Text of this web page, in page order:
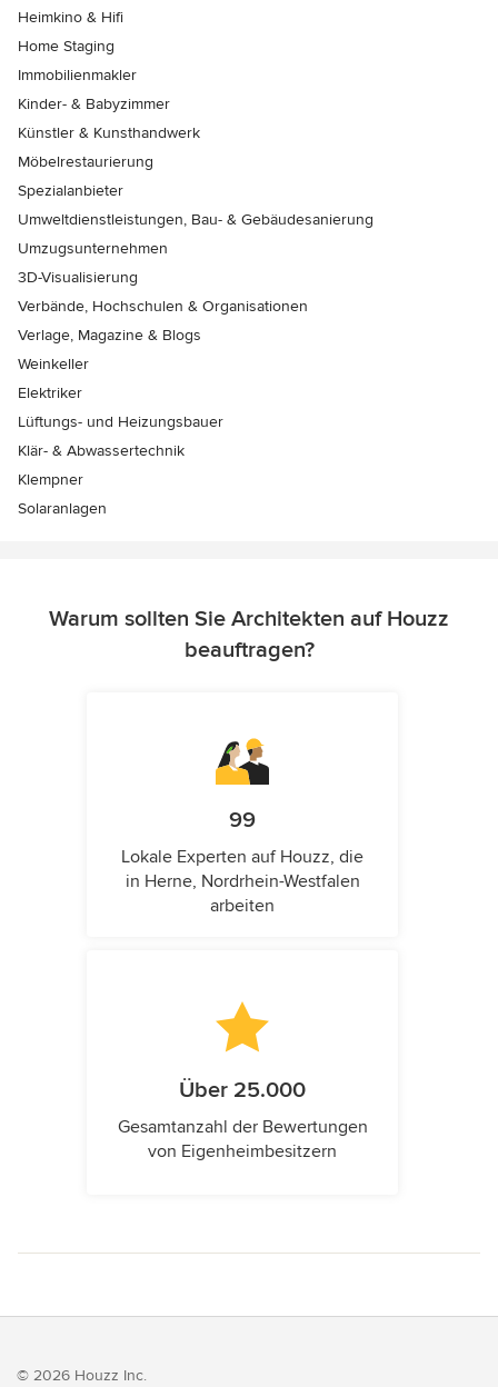
Heimkino & Hifi
Home Staging
Immobilienmakler
Kinder- & Babyzimmer
Künstler & Kunsthandwerk
Möbelrestaurierung
Spezialanbieter
Umweltdienstleistungen, Bau- & Gebäudesanierung
Umzugsunternehmen
3D-Visualisierung
Verbände, Hochschulen & Organisationen
Verlage, Magazine & Blogs
Weinkeller
Elektriker
Lüftungs- und Heizungsbauer
Klär- & Abwassertechnik
Klempner
Solaranlagen
Warum sollten Sie Architekten auf Houzz
beauftragen?
99
Lokale Experten auf Houzz, die
in Herne, Nordrhein-Westfalen
arbeiten
Über 25.000
Gesamtanzahl der Bewertungen
von Eigenheimbesitzern
© 2026 Houzz Inc.